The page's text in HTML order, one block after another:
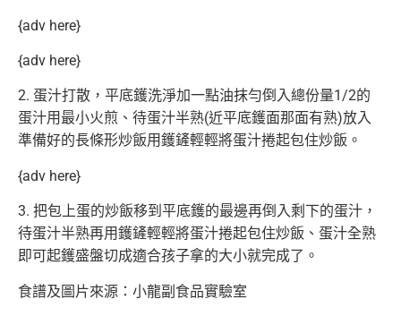
{adv here}
{adv here}
2. 蛋汁打散，平底鑊洗淨加一點油抹勻倒入總份量1/2的
蛋汁用最小火煎、待蛋汁半熟(近平底鑊面那面有熟)放入
準備好的長條形炒飯用鑊鏟輕輕將蛋汁捲起包住炒飯。
{adv here}
3. 把包上蛋的炒飯移到平底鑊的最邊再倒入剩下的蛋汁，
待蛋汁半熟再用鑊鏟輕輕將蛋汁捲起包住炒飯、蛋汁全熟
即可起鑊盛盤切成適合孩子拿的大小就完成了。
食譜及圖片來源：小龍副食品實驗室